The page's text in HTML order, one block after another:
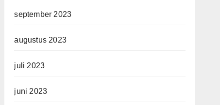
september 2023
augustus 2023
juli 2023
juni 2023